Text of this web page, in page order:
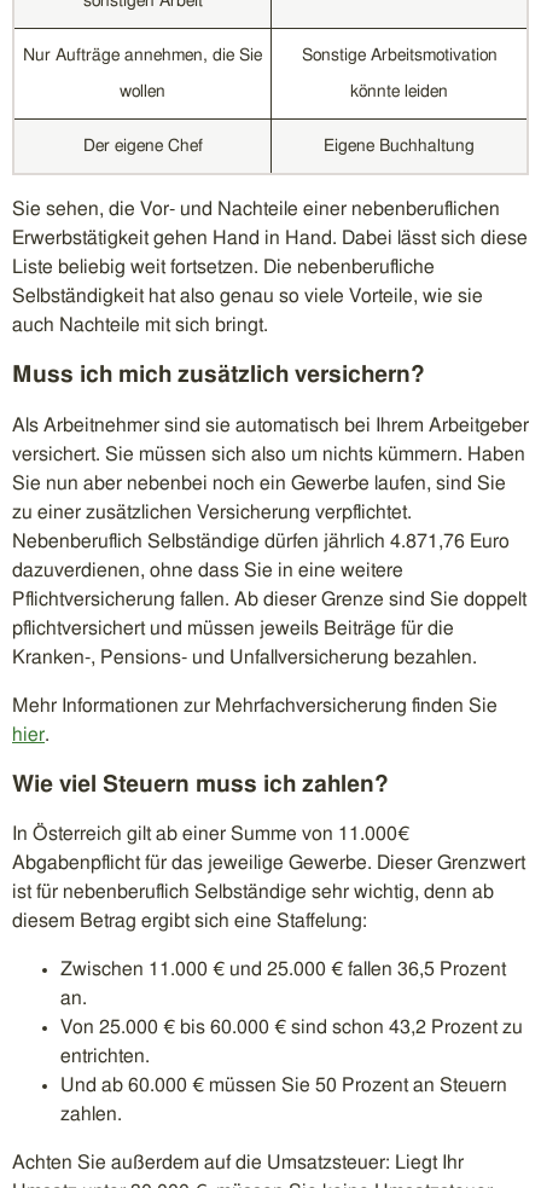
Nur Aufträge annehmen, die Sie
wollen
Sonstige Arbeitsmotivation
könnte leiden
Der eigene Chef Eigene Buchhaltung
Sie sehen, die Vor- und Nachteile einer nebenberuflichen
Erwerbstätigkeit gehen Hand in Hand. Dabei lässt sich diese
Liste beliebig weit fortsetzen. Die nebenberufliche
Selbständigkeit hat also genau so viele Vorteile, wie sie
auch Nachteile mit sich bringt.
Muss ich mich zusätzlich versichern?
Als Arbeitnehmer sind sie automatisch bei Ihrem Arbeitgeber
versichert. Sie müssen sich also um nichts kümmern. Haben
Sie nun aber nebenbei noch ein Gewerbe laufen, sind Sie
zu einer zusätzlichen Versicherung verpflichtet.
Nebenberuflich Selbständige dürfen jährlich 4.871,76 Euro
dazuverdienen, ohne dass Sie in eine weitere
Pflichtversicherung fallen. Ab dieser Grenze sind Sie doppelt
pflichtversichert und müssen jeweils Beiträge für die
Kranken-, Pensions- und Unfallversicherung bezahlen.
Mehr Informationen zur Mehrfachversicherung finden Sie
hier.
Wie viel Steuern muss ich zahlen?
In Österreich gilt ab einer Summe von 11.000€
Abgabenpflicht für das jeweilige Gewerbe. Dieser Grenzwert
ist für nebenberuflich Selbständige sehr wichtig, denn ab
diesem Betrag ergibt sich eine Staffelung:
Zwischen 11.000 € und 25.000 € fallen 36,5 Prozent
an.
Von 25.000 € bis 60.000 € sind schon 43,2 Prozent zu
entrichten.
Und ab 60.000 € müssen Sie 50 Prozent an Steuern
zahlen.
Achten Sie außerdem auf die Umsatzsteuer: Liegt Ihr